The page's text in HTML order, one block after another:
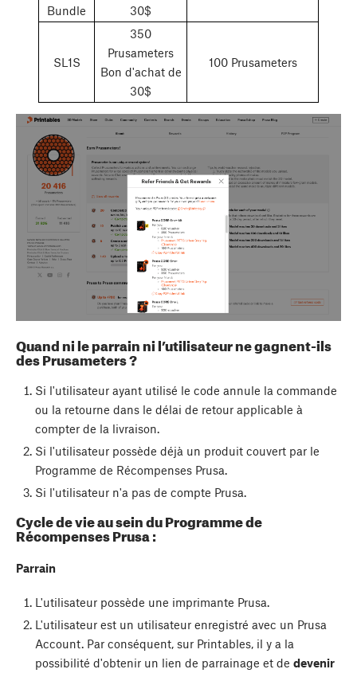
Bundle
30$
SL1S
350
Prusameters
Bon d'achat de
30$
100 Prusameters
Quand ni le parrain ni l’utilisateur ne gagnent-ils
des Prusameters ?
Si l'utilisateur ayant utilisé le code annule la commande
ou la retourne dans le délai de retour applicable à
compter de la livraison.
Si l'utilisateur possède déjà un produit couvert par le
Programme de Récompenses Prusa.
Si l'utilisateur n'a pas de compte Prusa.
Cycle de vie au sein du Programme de
Récompenses Prusa :
Parrain
L'utilisateur possède une imprimante Prusa.
L'utilisateur est un utilisateur enregistré avec un Prusa
Account. Par conséquent, sur Printables, il y a la
possibilité d'obtenir un lien de parrainage et de devenir